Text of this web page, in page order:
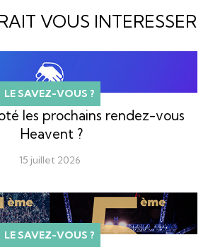
VOUS INTERESSER
LE SAVEZ-VOUS ?
les prochains rendez-vous
Heavent ?
15 juillet 2026
LE SAVEZ-VOUS ?